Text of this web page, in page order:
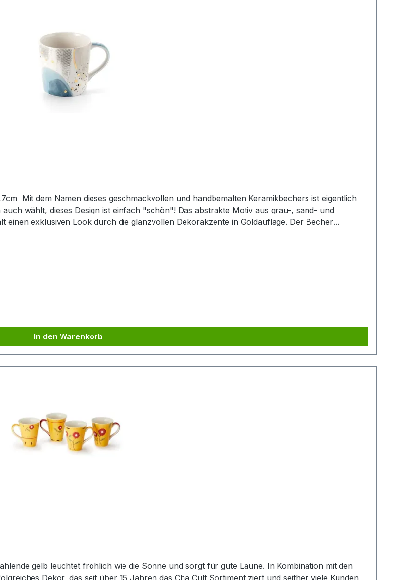
eigentlich
wählt, dieses Design ist einfach "schön"! Das abstrakte Motiv aus grau-, sand- und
exklusiven Look durch die glanzvollen Dekorakzente in Goldauflage. Der Becher
In den Warenkorb
gelb leuchtet fröhlich wie die Sonne und sorgt für gute Laune. In Kombination mit den
Dekor, das seit über 15 Jahren das Cha Cult Sortiment ziert und seither viele Kunden